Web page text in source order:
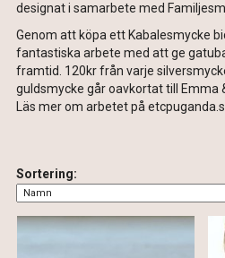
designat i samarbete med
Genom att köpa ett Kabalesmycke
fantastiska arbete med att ge
framtid. 120kr från varje
guldsmycke går oavkortat till Emma
Läs mer om arbetet på
Sortering: